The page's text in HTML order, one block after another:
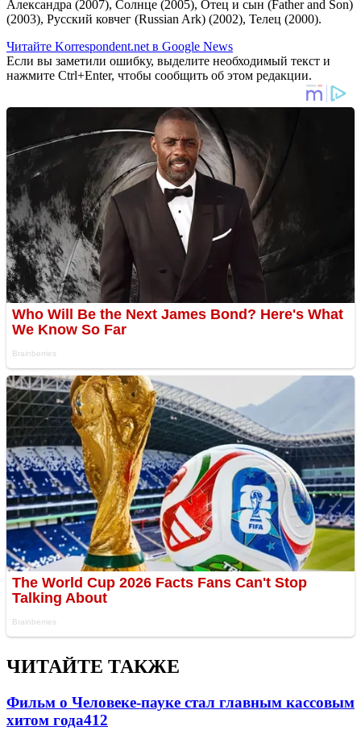
Александра (2007), Солнце (2005), Отец и сын (Father and Son)
(2003), Русский ковчег (Russian Ark) (2002), Телец (2000).
Читайте Korrespondent.net в Google News
Если вы заметили ошибку, выделите необходимый текст и
нажмите Ctrl+Enter, чтобы сообщить об этом редакции.
ЧИТАЙТЕ ТАКЖЕ
Фильм о Человеке-пауке стал главным кассовым
хитом года412